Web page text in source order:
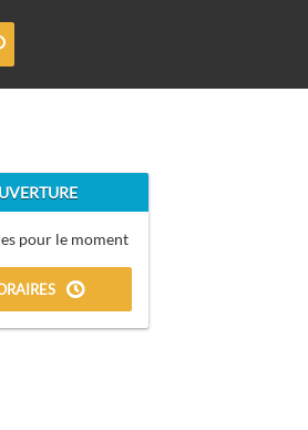
pour le moment